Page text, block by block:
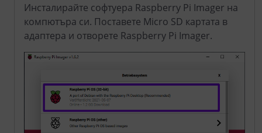
Инсталирайте софтуера Raspberry Pi Imager на
компютъра си. Поставете Micro SD картата в
адаптера и отворете Raspberry Pi Imager.